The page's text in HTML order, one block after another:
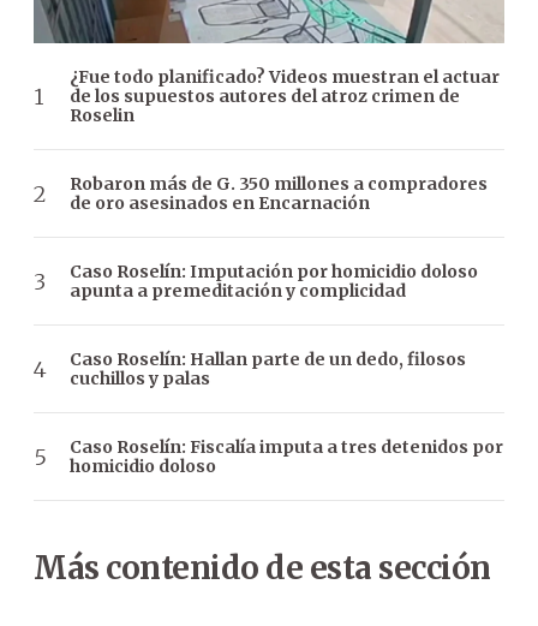
¿Fue todo planificado? Videos muestran el actuar
de los supuestos autores del atroz crimen de
Roselin
Robaron más de G. 350 millones a compradores
de oro asesinados en Encarnación
Caso Roselín: Imputación por homicidio doloso
apunta a premeditación y complicidad
Caso Roselín: Hallan parte de un dedo, filosos
cuchillos y palas
Caso Roselín: Fiscalía imputa a tres detenidos por
homicidio doloso
Más contenido de esta sección